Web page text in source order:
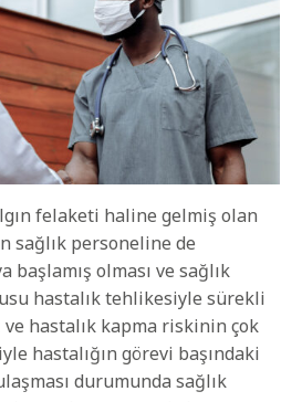
felaketi haline gelmiş olan
sağlık personeline de
olması ve sağlık
hastalık tehlikesiyle sürekli
hastalık kapma riskinin çok
hastalığın görevi başındaki
durumunda sağlık